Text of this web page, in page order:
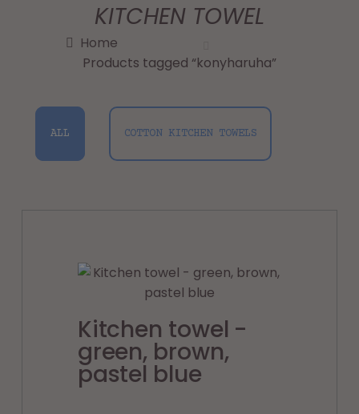
KITCHEN TOWEL
Home
Products tagged “konyharuha”
ALL COTTON KITCHEN TOWELS
Kitchen towel -
green, brown,
pastel blue